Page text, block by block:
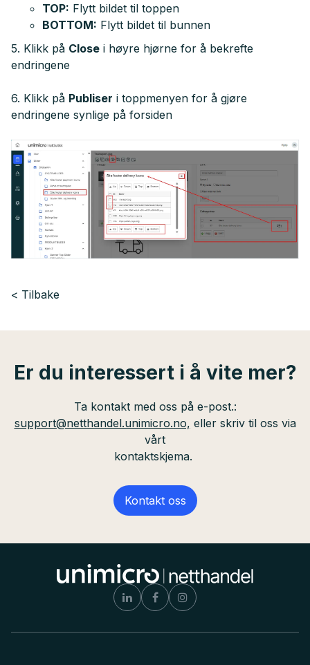
TOP: Flytt bildet til toppen
BOTTOM: Flytt bildet til bunnen
5. Klikk på Close i høyre hjørne for å bekrefte
endringene
6. Klikk på Publiser i toppmenyen for å gjøre
endringene synlige på forsiden
Tilbake
Er du interessert i å vite mer?
Ta kontakt med oss på e-post.:
support@netthandel.unimicro.no, eller skriv til oss via
vårt
kontaktskjema.
Kontakt oss